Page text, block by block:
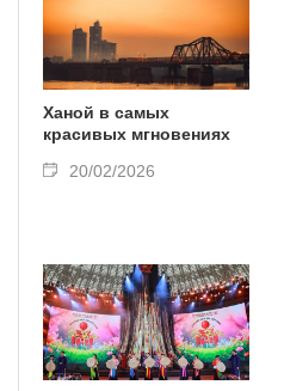
Ханой в самых
красивых мгновениях
20/02/2026